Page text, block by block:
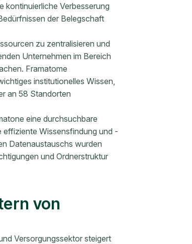
kontinuierliche Verbesserung
der Belegschaft
zu zentralisieren und
Unternehmen im Bereich
Framatome
institutionelles Wissen,
an 58 Standorten
eine durchsuchbare
effiziente Wissensfindung und -
Datenaustauschs wurden
und Ordnerstruktur
von
Versorgungssektor steigert